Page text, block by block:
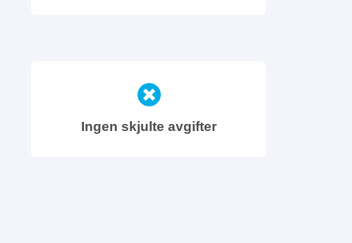
Ingen skjulte avgifter